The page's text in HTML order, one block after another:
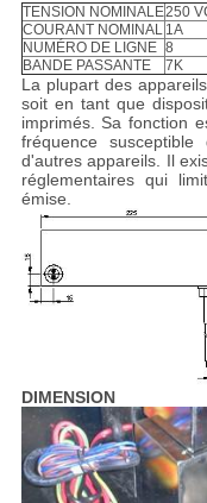
TENSION NOMINALE250
COURANT NOMINAL 1A
NUMÉRO DE LIGNE 8
BANDE PASSANTE
7K
La plupart des
soit en tant que
imprimés. Sa fonction
fréquence
d'autres appareils. Il
réglementaires qui
émise.
DIMENSION